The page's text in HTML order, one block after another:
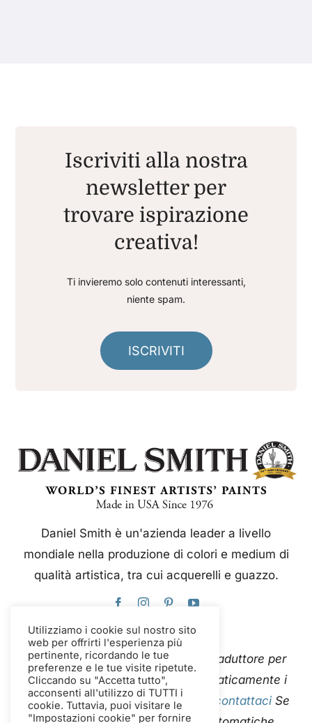
Iscriviti alla nostra
newsletter per
trovare ispirazione
creativa!
Ti invieremo solo contenuti interessanti,
niente spam.
ISCRIVITI
Daniel Smith è un'azienda leader a livello
mondiale nella produzione di colori e medium di
qualità artistica, tra cui acquerelli e guazzo.
Questo sito web utilizza Google Traduttore per
tradurre istantaneamente e automaticamente i
contenuti in più lingue. Per favore
contattaciSe
Utilizziamo i cookie sul nostro sito
web per offrirti l'esperienza più
pertinente, ricordando le tue
preferenze e le tue visite ripetute.
Cliccando su "Accetta tutto",
acconsenti all'utilizzo di TUTTI i
cookie. Tuttavia, puoi visitare le
"Impostazioni cookie" per fornire